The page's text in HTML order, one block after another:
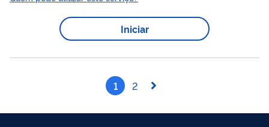
cadastro como usuário externo no SEI-ANP ".
Iniciar
1 2